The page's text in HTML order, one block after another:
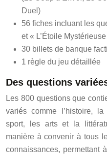
Duel)
56 fiches incluant les
et « L’Étoile
30 billets de banque
1 règle du jeu détaillée
Des questions
Les 800 questions que
variés comme l’histoire,
sport, les arts et la
manière à convenir à tous
connaissances, permettant